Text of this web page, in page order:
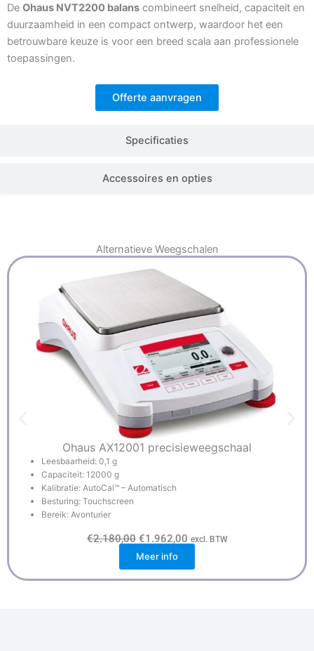
Specificaties
Accessoires en opties
De Ohaus NVT2200 balans combineert snelheid, capaciteit en
duurzaamheid in een compact ontwerp, waardoor het een
betrouwbare keuze is voor een breed scala aan professionele
toepassingen.
Offerte aanvragen
Alternatieve Weegschalen
Ohaus AX12001 precisieweegschaal
Leesbaarheid: 0,1 g
Capaciteit: 12000 g
Kalibratie: AutoCal™ – Automatisch
Besturing: Touchscreen
Bereik: Avonturier
€2.180,00 O
o
r
s
p
€1.962,00H
u
d
i
excl. BTW
Meer info